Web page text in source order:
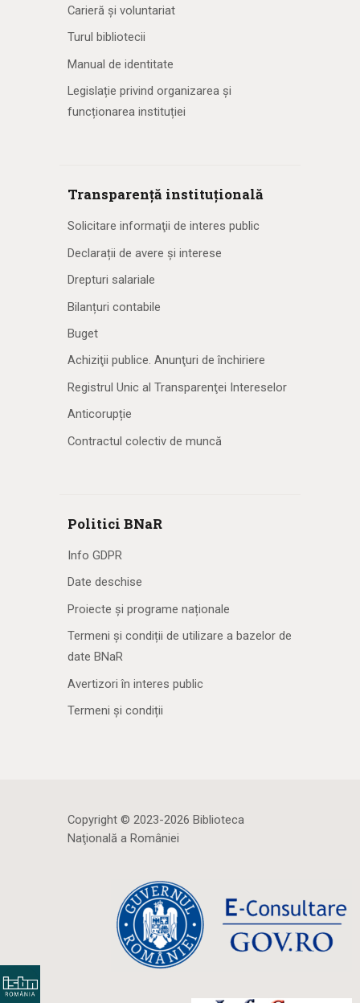
Carieră și voluntariat
Turul bibliotecii
Manual de identitate
Legislație privind organizarea și
funcționarea instituției
Transparență instituțională
Solicitare informaţii de interes public
Declarații de avere și interese
Drepturi salariale
Bilanțuri contabile
Buget
Achiziţii publice. Anunţuri de închiriere
Registrul Unic al Transparenţei Intereselor
Anticorupție
Contractul colectiv de muncă
Politici BNaR
Info GDPR
Date deschise
Proiecte și programe naționale
Termeni și condiții de utilizare a bazelor de
date BNaR
Avertizori în interes public
Termeni și condiții
Copyright © 2023-2026 Biblioteca
Naţională a României